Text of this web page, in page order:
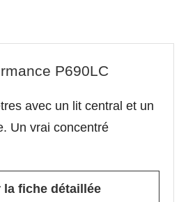
P690LC
avec un lit central et un
Un vrai concentré
la fiche détaillée